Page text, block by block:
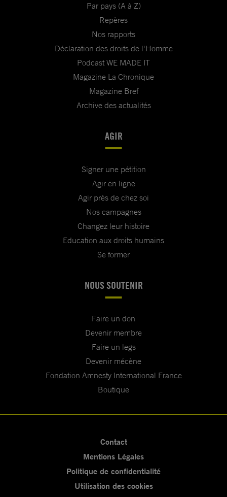
Par pays (A à Z)
Repères
Nos rapports
Déclaration des droits de l'Homme
Podcast WE MADE IT
Magazine La Chronique
Magazine Bref
Archive des actualités
AGIR
Signer une pétition
Agir en ligne
Agir près de chez soi
Nos campagnes
Changez leur histoire
Education aux droits humains
Se former
NOUS SOUTENIR
Faire un don
Devenir membre
Faire un legs
Devenir mécène
Fondation Amnesty International France
Boutique
Contact
Mentions Légales
Politique de confidentialité
Utilisation des cookies